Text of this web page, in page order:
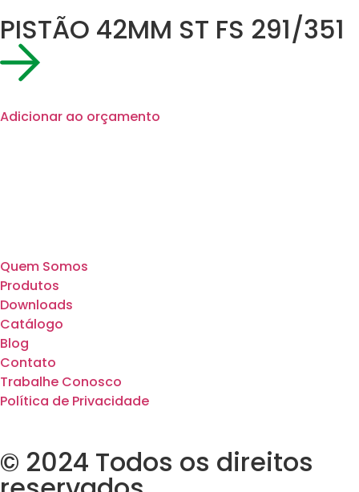
PISTÃO 42MM ST FS 291/351
Adicionar ao orçamento
Quem Somos
Produtos
Downloads
Catálogo
Blog
Contato
Trabalhe Conosco
Política de Privacidade
© 2024 Todos os direitos